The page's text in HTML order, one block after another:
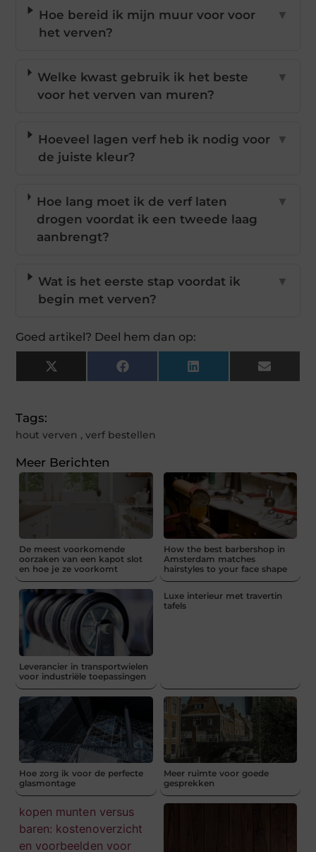
Hoe bereid ik mijn muur voor voor
het verven?
▼
Welke kwast gebruik ik het beste
voor het verven van muren?
▼
Hoeveel lagen verf heb ik nodig voor
de juiste kleur?
▼
Hoe lang moet ik de verf laten
drogen voordat ik een tweede laag
aanbrengt?
▼
Wat is het eerste stap voordat ik
begin met verven?
▼
Goed artikel? Deel hem dan op:
X
(Twitter)
Facebook LinkedIn Email
Tags:
hout verven ,verf bestellen
Meer Berichten
De meest voorkomende
oorzaken van een kapot slot
en hoe je ze voorkomt
How the best barbershop in
Amsterdam matches
hairstyles to your face shape
Leverancier in transportwielen
voor industriële toepassingen
Luxe interieur met travertin
tafels
Hoe zorg ik voor de perfecte
glasmontage
Meer ruimte voor goede
gesprekken